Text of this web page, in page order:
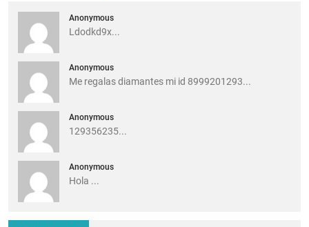
Anonymous
Ldodkd9x...
Anonymous
Me regalas diamantes mi id 8999201293...
Anonymous
129356235...
Anonymous
Hola ...